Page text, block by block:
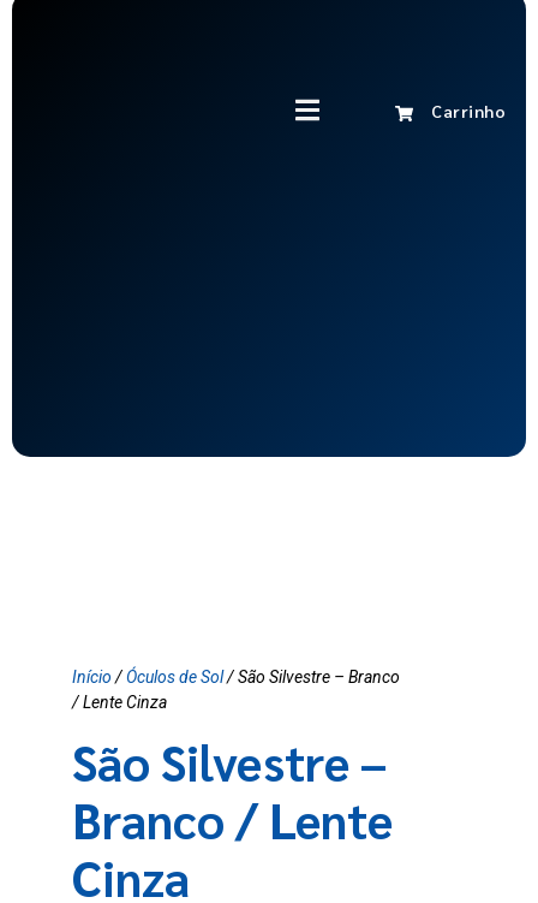
Carrinho
Início /Óculos de Sol/ São Silvestre – Branco
/ Lente Cinza
São Silvestre –
Branco / Lente
Cinza